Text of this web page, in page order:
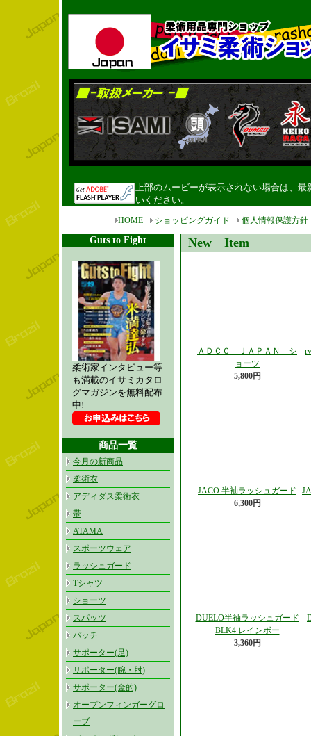
上部のムービーが表示されない場合は、最
いください。
HOME ショッピングガイド 個人情報保護方針
Guts to Fight
柔術家インタビュー等
も満載のイサミカタロ
グマガジンを無料配布
中!
商品一覧
今月の新商品
柔術衣
アディダス柔術衣
帯
ATAMA
スポーツウェア
ラッシュガード
Tシャツ
ショーツ
スパッツ
パッチ
サポーター(足)
サポーター(腕・肘)
サポーター(金的)
オープンフィンガーグロ
ーブ
New Item
ＡＤＣＣ ＪＡＰＡＮ シ
ョーツ
5,800円
JACO 半袖ラッシュガード
6,300円
DUELO半袖ラッシュガード
BLK4 レインボー
3,360円